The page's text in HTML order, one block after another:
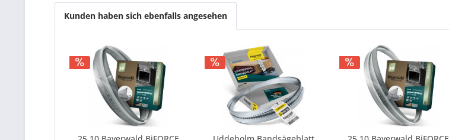
Kunden haben sich ebenfalls angesehen